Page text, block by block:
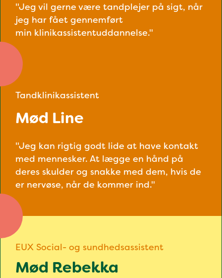
"Jeg vil gerne være tandplejer på sigt, når
jeg har fået gennemført
min klinikassistentuddannelse."
Tandklinikassistent
Mød Line
"Jeg kan rigtig godt lide at have kontakt
med mennesker. At lægge en hånd på
deres skulder og snakke med dem, hvis de
er nervøse, når de kommer ind."
EUX Social- og sundhedsassistent
Mød Rebekka